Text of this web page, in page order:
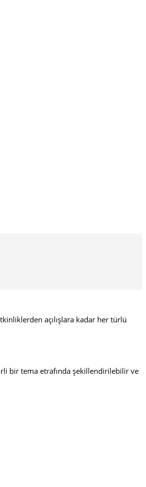
açılışlara kadar her türlü
bir tema etrafında şekillendirilebilir ve